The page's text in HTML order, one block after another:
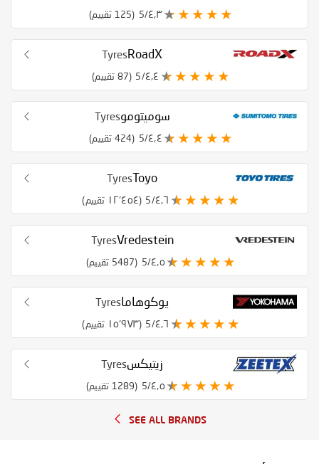
٤٫٣/5 (125 تقييم)
RoadX
Tyres
٤٫٤/5 (87 تقييم)
سوميتوموTyres
٤٫٤/5 (424 تقييم)
Toyo
Tyres
٤٫٦/5 (١٢٬٤٥٤ تقييم)
Vredestein
Tyres
٤٫٥/5 (5487 تقييم)
يوكوهاماTyres
٤٫٦/5 (١٥٬٩٧٣ تقييم)
زيتيكسTyres
٤٫٥/5 (1289 تقييم)
SEE ALL BRANDS